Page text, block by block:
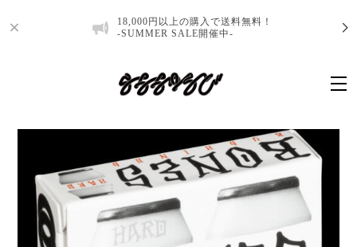
18,000円以上の購入で送料無料！
-SUMMER SALE開催中-